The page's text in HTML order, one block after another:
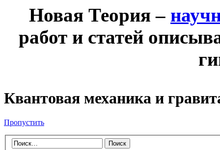
Новая Теория –
работ и статей
Квантовая механика и
Пропустить